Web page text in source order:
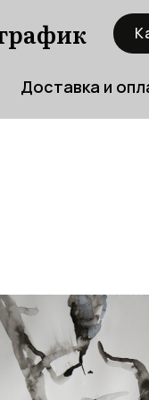
Доставка и